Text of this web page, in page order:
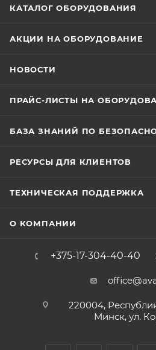
КАТАЛОГ ОБОРУДОВАНИЯ
АКЦИИ НА ОБОРУДОВАНИЕ
НОВОСТИ
ПРАЙС-ЛИСТЫ НА
БАЗА ЗНАНИЙ ПО
РЕСУРСЫ ДЛЯ КЛИЕНТОВ
ТЕХНИЧЕСКАЯ ПОДДЕРЖКА
О КОМПАНИИ
+375-17-304-40-40
220004,
Минск, ул.